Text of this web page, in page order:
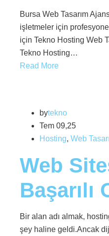
Bursa Web Tasarım
işletmeler için
için Tekno Hosting Web
Tekno Hosting…
Read More
bytekno
Tem 09,25
Hosting, Web
Web
Bir alan adı almak,
şey haline geldi.Ancak